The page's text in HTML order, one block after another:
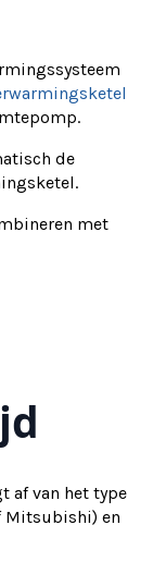
de
met
af van het type
Mitsubishi) en